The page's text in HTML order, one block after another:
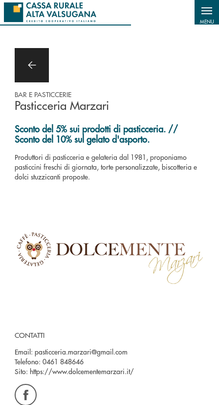
Salta al contenuto principale
MENU
BAR E PASTICCERIE
Pasticceria Marzari
Sconto del 5% sui prodotti di pasticceria. //
Sconto del 10% sul gelato d'asporto.
Produttori di pasticceria e gelateria dal 1981, proponiamo
pasticcini freschi di giornata, torte personalizzate, biscotteria e
dolci stuzzicanti proposte.
CONTATTI
Email: pasticceria.marzari@gmail.com
Telefono: 0461 848646
Sito: https://www.dolcementemarzari.it/